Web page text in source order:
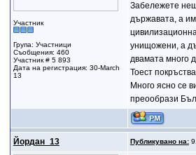
Участник
Група: Участници
Съобщения: 460
Участник # 5 893
Дата на регистрация: 30-March
13
Забележете
държавата, а
унищожени, а
двамата много
Тоест
Много ясно се
преообрази
Йордан_13 Публикувано на: